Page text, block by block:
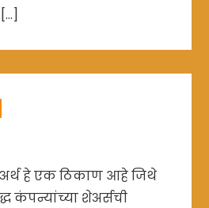
अर्थ हे एक ठिकाण आहे जिथे
कंपन्यांच्या शेअर्सची